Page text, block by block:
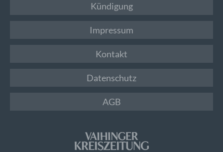
Kündigung
Impressum
Kontakt
Datenschutz
AGB